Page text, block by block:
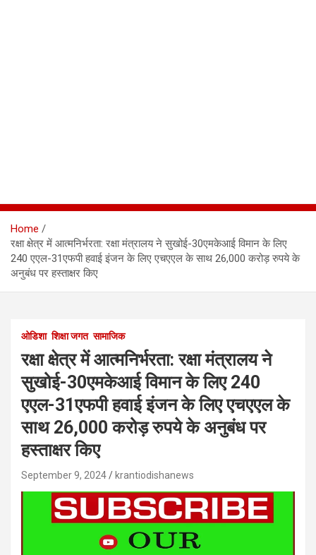
Home
रक्षा क्षेत्र में आत्मनिर्भरता: रक्षा मंत्रालय ने सुखोई-30एमकेआई विमान के लिए
240 एएल-31एफपी हवाई इंजन के लिए एचएएल के साथ 26,000 करोड़ रुपये के
अनुबंध पर हस्ताक्षर किए
ओडिशा शिक्षा जगत सामाजिक
रक्षा क्षेत्र में आत्मनिर्भरता: रक्षा मंत्रालय ने
सुखोई-30एमकेआई विमान के लिए 240
एएल-31एफपी हवाई इंजन के लिए एचएएल के
साथ 26,000 करोड़ रुपये के अनुबंध पर
हस्ताक्षर किए
September 9, 2024 krantiodishanews